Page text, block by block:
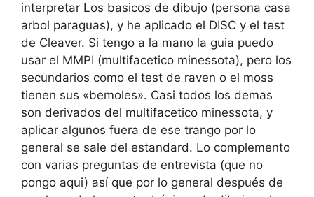
interpretar Los basicos de dibujo (persona casa
arbol paraguas), y he aplicado el DISC y el test
de Cleaver. Si tengo a la mano la guia puedo
usar el MMPI (multifacetico minessota), pero los
secundarios como el test de raven o el moss
tienen sus «bemoles». Casi todos los demas
son derivados del multifacetico minessota, y
aplicar algunos fuera de ese trango por lo
general se sale del estandard. Lo complemento
con varias preguntas de entrevista (que no
pongo aqui) así que por lo general después de